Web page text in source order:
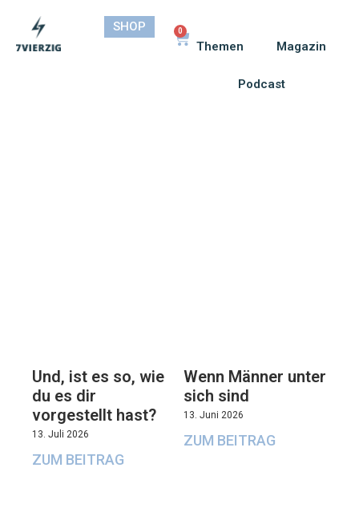
SHOP 0
Themen Magazin
Podcast
Und, ist es so, wie
du es dir
vorgestellt hast?
13. Juli 2026
ZUM BEITRAG
Wenn Männer unter
sich sind
13. Juni 2026
ZUM BEITRAG